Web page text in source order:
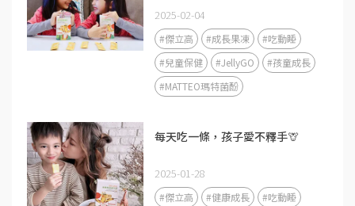
2025-02-04
#傑立高 #成長果凍
#吃動睡
#兒童保健
#JellyGO
#孩童成長
#MATTEO瑪特菌酚
每天吃一條，孩子愛不釋手🦒
2025-01-28
#傑立高 #健康成長
#吃動睡